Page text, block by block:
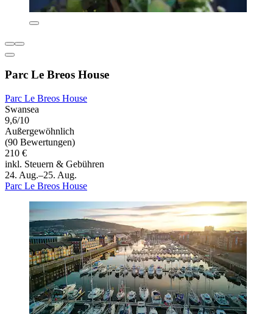
Parc Le Breos House
Parc Le Breos House
Swansea
9,6/10
Außergewöhnlich
(90 Bewertungen)
210 €
inkl. Steuern & Gebühren
24. Aug.–25. Aug.
Parc Le Breos House